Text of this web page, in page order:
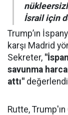
İsrail için
Trump’ın
karşı Madrid
Sekreter,
savunma
attı"
Rutte,